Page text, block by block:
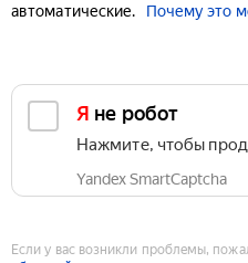
автоматические.
Почему это
Я не робот
Нажмите, чтобы
Yandex SmartCaptcha
Если у вас возникли проблемы,